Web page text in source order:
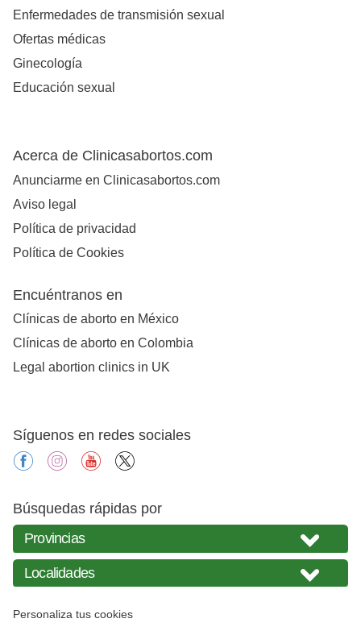
Enfermedades de transmisión sexual
Ofertas médicas
Ginecología
Educación sexual
Acerca de Clinicasabortos.com
Anunciarme en Clinicasabortos.com
Aviso legal
Política de privacidad
Política de Cookies
Encuéntranos en
Clínicas de aborto en México
Clínicas de aborto en Colombia
Legal abortion clinics in UK
Síguenos en redes sociales
facebookinstagramyoutube
Búsquedas rápidas por
Personaliza tus cookies